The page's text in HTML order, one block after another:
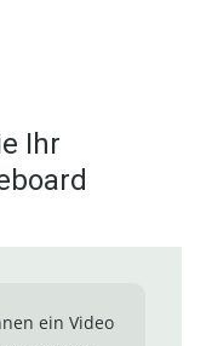
Ihr
ein Video